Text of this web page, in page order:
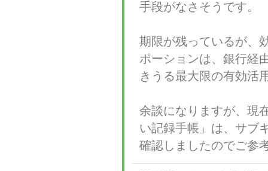
手段がなさそうです。
期限が残っているが、
ポーションは、銀行経
きうる最大限の有効活
余談になりますが、現
い記録手帳」は、サブ
確認しましたのでご参